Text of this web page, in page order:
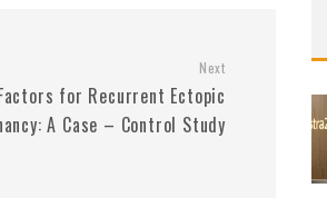
Next
for Recurrent Ectopic
A Case – Control Study